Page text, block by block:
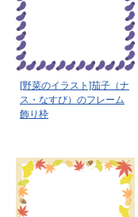
[野菜のイラスト]茄子（ナ
ス・なすび）のフレーム
飾り枠